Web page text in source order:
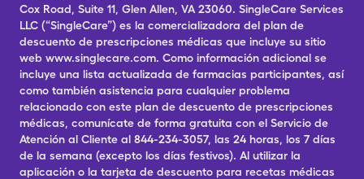
Cox Road, Suite 11, Glen Allen, VA 23060. SingleCare Services
LLC (“SingleCare”) es la comercializadora del plan de
descuento de prescripciones médicas que incluye su sitio
web www.singlecare.com. Como información adicional se
incluye una lista actualizada de farmacias participantes, así
como también asistencia para cualquier problema
relacionado con este plan de descuento de prescripciones
médicas, comunícate de forma gratuita con el Servicio de
Atención al Cliente al 844-234-3057, las 24 horas, los 7 días
de la semana (excepto los días festivos). Al utilizar la
aplicación o la tarjeta de descuento para recetas médicas